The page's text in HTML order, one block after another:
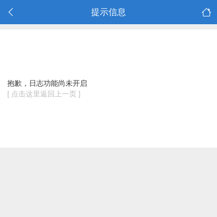
提示信息
抱歉，日志功能尚未开启
[ 点击这里返回上一页 ]